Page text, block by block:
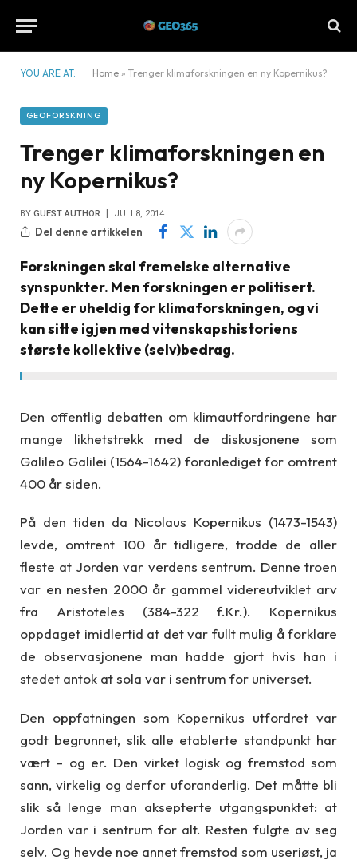
YOU ARE AT: Home » Trenger klimaforskningen en ny Kopernikus?
GEOFORSKNING
Trenger klimaforskningen en
ny Kopernikus?
BY GUEST AUTHOR JULI 8, 2014
Del denne artikkelen
Forskningen skal fremelske alternative
synspunkter. Men forskningen er politisert.
Dette er uheldig for klimaforskningen, og vi
kan sitte igjen med vitenskapshistoriens
største kollektive (selv)bedrag.
Den offentlig debatten om klimautfordringene har
mange likhetstrekk med de diskusjonene som
Galileo Galilei (1564-1642) foranlediget for omtrent
400 år siden.
På den tiden da Nicolaus Kopernikus (1473-1543)
levde, omtrent 100 år tidligere, trodde de aller
fleste at Jorden var verdens sentrum. Denne troen
var en nesten 2000 år gammel videreutviklet arv
fra Aristoteles (384-322 f.Kr.). Kopernikus
oppdaget imidlertid at det var fullt mulig å forklare
de observasjonene man hadde gjort hvis han i
stedet antok at sola var i sentrum for universet.
Den oppfatningen som Kopernikus utfordret var
godt begrunnet, slik alle etablerte standpunkt har
vært – og er. Den virket logisk og fremstod som
sann, virkelig og derfor uforanderlig. Det måtte bli
slik så lenge man aksepterte utgangspunktet: at
Jorden var i sentrum for alt. Resten fulgte av seg
selv. Og hevde noe annet fremstod som useriøst, ja